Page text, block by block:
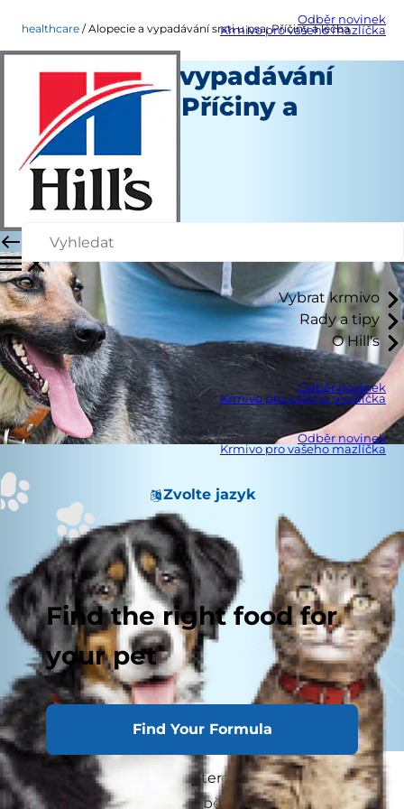
Odběr novinek
Krmivo pro vašeho mazlíčka
Vybrat krmivo
Rady a tipy
O Hill's
Odběr novinek
Krmivo pro vašeho mazlíčka
Odběr novinek
Krmivo pro vašeho mazlíčka
Zvolte jazyk
Find the right food for
your pet
Find Your Formula
healthcare Alopecie a vypadávání srsti u psa: Příčiny a léčba
Alopecie a vypadávání
srsti u psa: Příčiny a
léčba
Péče o zdraví
Dr. Sarah Wooten
|
Vypadávání srsti u psa, které je rovněž známé
pod názvem alopecie, je běžné a obvykle